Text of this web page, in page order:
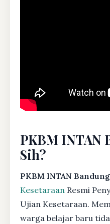
PKBM INTAN
Sih?
PKBM INTAN Bandung
Kesetaraan Resmi
Ujian Kesetaraan.
warga belajar baru